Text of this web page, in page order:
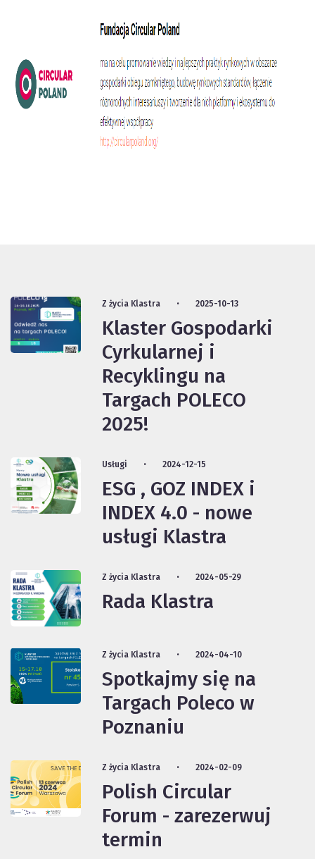
Z życia Klastra 2025-10-13
Klaster Gospodarki
Cyrkularnej i
Recyklingu na
Targach POLECO
2025!
Usługi 2024-12-15
ESG , GOZ INDEX i
INDEX 4.0 - nowe
usługi Klastra
Z życia Klastra 2024-05-29
Rada Klastra
Z życia Klastra 2024-04-10
Spotkajmy się na
Targach Poleco w
Poznaniu
Z życia Klastra 2024-02-09
Polish Circular
Forum - zarezerwuj
termin